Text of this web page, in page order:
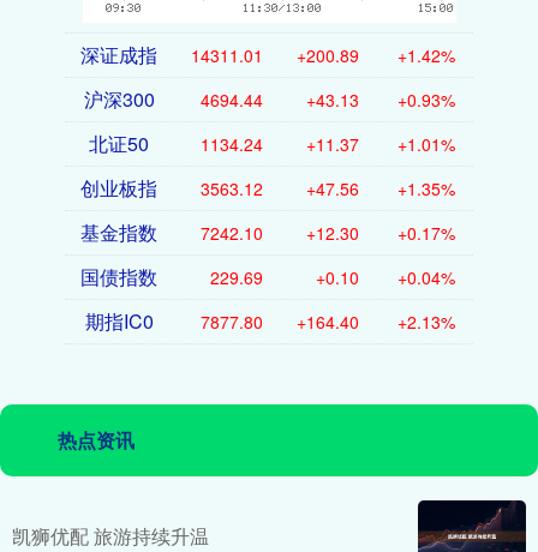
深证成指 14311.01 +200.89 +1.42%
沪深300 4694.44 +43.13 +0.93%
北证50 1134.24 +11.37 +1.01%
创业板指 3563.12 +47.56 +1.35%
基金指数 7242.10 +12.30 +0.17%
国债指数 229.69 +0.10 +0.04%
期指IC0 7877.80 +164.40 +2.13%
热点资讯
凯狮优配 旅游持续升温